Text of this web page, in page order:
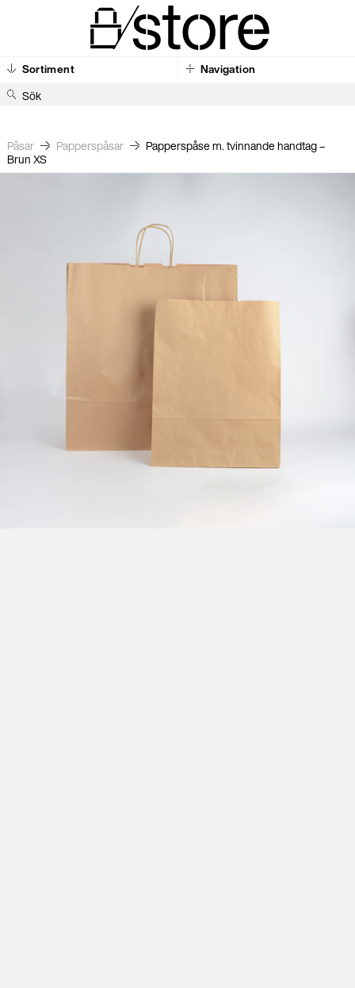
Sortiment Navigation
Sök
Påsar Pappers­påsar
Papperspåse m. tvinnande handtag –
Brun XS